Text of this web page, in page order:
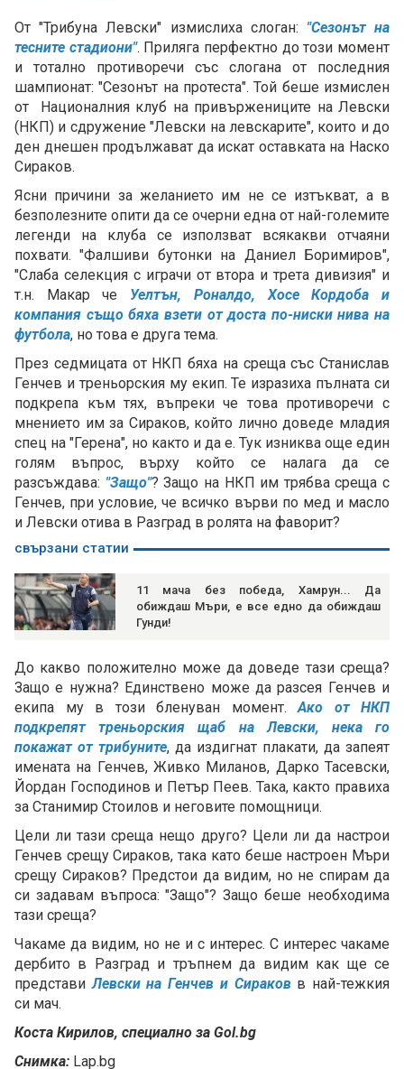
От "Трибуна Левски" измислиха слоган: "Сезонът на
тесните стадиони". Приляга перфектно до този момент
и тотално противоречи със слогана от последния
шампионат: "Сезонът на протеста". Той беше измислен
от Националния клуб на привържениците на Левски
(НКП) и сдружение "Левски на левскарите", които и до
ден днешен продължават да искат оставката на Наско
Сираков.
Ясни причини за желанието им не се изтъкват, а в
безполезните опити да се очерни една от най-големите
легенди на клуба се използват всякакви отчаяни
похвати. "Фалшиви бутонки на Даниел Боримиров",
"Слаба селекция с играчи от втора и трета дивизия" и
т.н. Макар че Уелтън, Роналдо, Хосе Кордоба и
компания също бяха взети от доста по-ниски нива на
футбола, но това е друга тема.
През седмицата от НКП бяха на среща със Станислав
Генчев и треньорския му екип. Те изразиха пълната си
подкрепа към тях, въпреки че това противоречи с
мнението им за Сираков, който лично доведе младия
спец на "Герена", но както и да е. Тук изниква още един
голям въпрос, върху който се налага да се
разсъждава: "Защо"? Защо на НКП им трябва среща с
Генчев, при условие, че всичко върви по мед и масло
и Левски отива в Разград в ролята на фаворит?
свързани статии
11 мача без победа, Хамрун... Да
обиждаш Мъри, е все едно да обиждаш
Гунди!
До какво положително може да доведе тази среща?
Защо е нужна? Единствено може да разсея Генчев и
екипа му в този бленуван момент. Ако от НКП
подкрепят треньорския щаб на Левски, нека го
покажат от трибуните, да издигнат плакати, да запеят
имената на Генчев, Живко Миланов, Дарко Тасевски,
Йордан Господинов и Петър Пеев. Така, както правиха
за Станимир Стоилов и неговите помощници.
Цели ли тази среща нещо друго? Цели ли да настрои
Генчев срещу Сираков, така като беше настроен Мъри
срещу Сираков? Предстои да видим, но не спирам да
си задавам въпроса: "Защо"? Защо беше необходима
тази среща?
Чакаме да видим, но не и с интерес. С интерес чакаме
дербито в Разград и тръпнем да видим как ще се
представиЛевски на Генчев и Сираков в най-тежкия
си мач.
Коста Кирилов, специално за Gol.bg
Снимка: Lap.bg